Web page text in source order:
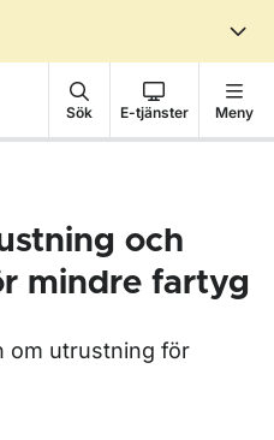
Sök E-tjänster Meny
och
mindre fartyg
om utrustning för